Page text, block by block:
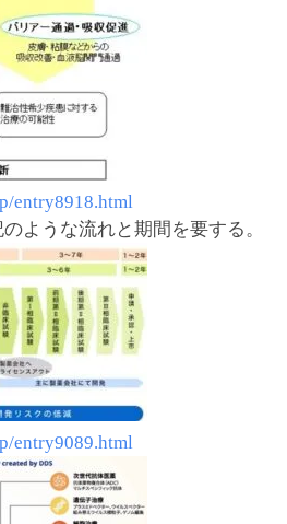
entry8918.html
ような流れと期間を要する。
entry9089.html